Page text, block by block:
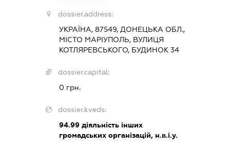
dossier.address:
УКРАЇНА, 87549, ДОНЕЦЬКА ОБЛ.,
МІСТО МАРІУПОЛЬ, ВУЛИЦЯ
КОТЛЯРЕВСЬКОГО, БУДИНОК 34
dossier.capital:
0 грн.
dossier.kveds:
94.99діяльність інших
громадських організацій, н.в.і.у.